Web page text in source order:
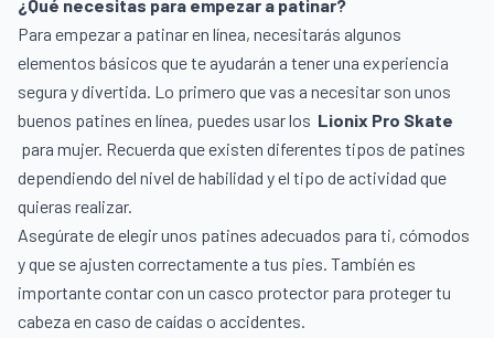
¿Qué necesitas para empezar a patinar?
Para empezar a patinar en línea, necesitarás algunos
elementos básicos que te ayudarán a tener una experiencia
segura y divertida. Lo primero que vas a necesitar son unos
buenos patines en línea, puedes usar los Lionix Pro Skate
para mujer. Recuerda que existen diferentes tipos de patines
dependiendo del nivel de habilidad y el tipo de actividad que
quieras realizar.
Asegúrate de elegir unos patines adecuados para ti, cómodos
y que se ajusten correctamente a tus pies. También es
importante contar con un casco protector para proteger tu
cabeza en caso de caídas o accidentes.